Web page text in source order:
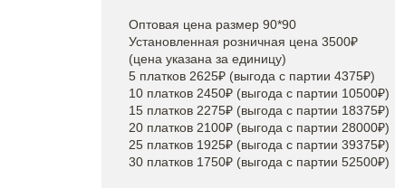
Оптовая цена размер 90*90
Установленная розничная цена 3500₽
(цена указана за единицу)
5 платков 2625₽ (выгода с партии 4375₽)
10 платков 2450₽ (выгода с партии 10500₽)
15 платков 2275₽ (выгода с партии 18375₽)
20 платков 2100₽ (выгода с партии 28000₽)
25 платков 1925₽ (выгода с партии 39375₽)
30 платков 1750₽ (выгода с партии 52500₽)